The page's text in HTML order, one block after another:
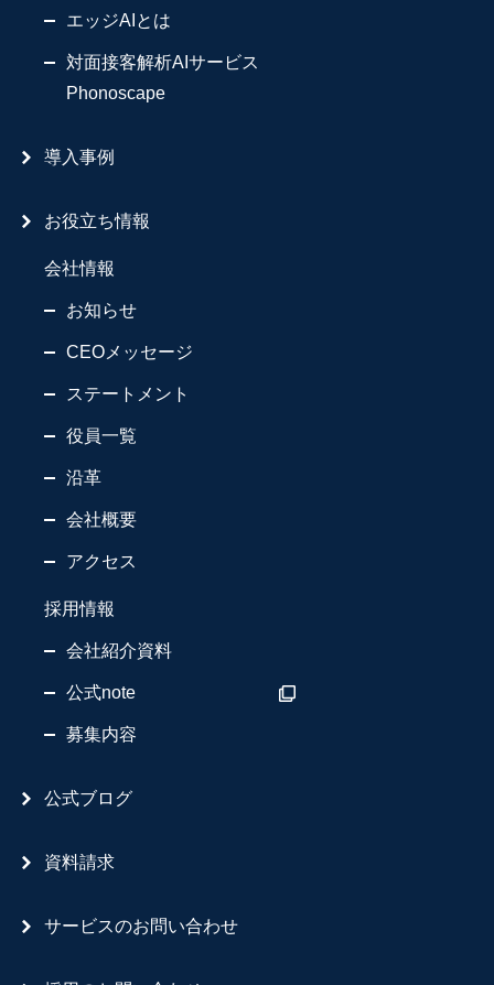
エッジAIとは
対面接客解析AIサービス
Phonoscape
導入事例
お役立ち情報
会社情報
お知らせ
CEOメッセージ
ステートメント
役員一覧
沿革
会社概要
アクセス
採用情報
会社紹介資料
公式note
募集内容
公式ブログ
資料請求
サービスのお問い合わせ